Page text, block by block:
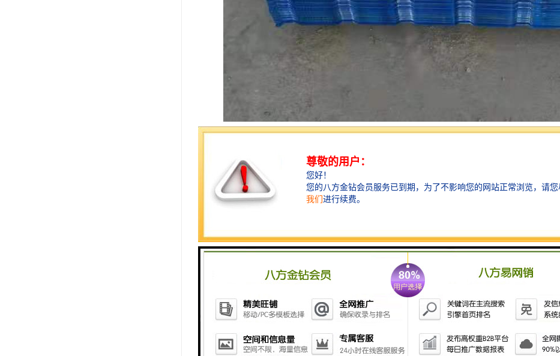
作为一种创新型的复合建筑材料，岩棉彩钢板**结合了彩涂钢板的强度与岩棉的保温防火
山东中汇彩钢有限公司自2007年创立以来，始终专注于高品质岩棉彩钢板的研发与生产。
公司秉承"商道即人道"的理念，坚持用户至上、精诚合作的原则，经过十余年的发展，已成
我们深知，选择优质的建筑材料不仅关乎建筑本身的质量，更直接影响到使用者的安全与
都严格把关。